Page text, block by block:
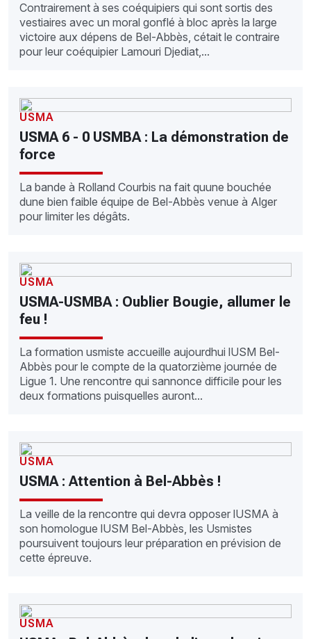
Contrairement à ses coéquipiers qui sont sortis des
vestiaires avec un moral gonflé à bloc après la large
victoire aux dépens de Bel-Abbès, cétait le contraire
pour leur coéquipier Lamouri Djediat,...
USMA
USMA 6 - 0 USMBA : La démonstration de
force
La bande à Rolland Courbis na fait quune bouchée
dune bien faible équipe de Bel-Abbès venue à Alger
pour limiter les dégâts.
USMA
USMA-USMBA : Oublier Bougie, allumer le
feu !
La formation usmiste accueille aujourdhui lUSM Bel-
Abbès pour le compte de la quatorzième journée de
Ligue 1. Une rencontre qui sannonce difficile pour les
deux formations puisquelles auront...
USMA
USMA : Attention à Bel-Abbès !
La veille de la rencontre qui devra opposer lUSMA à
son homologue lUSM Bel-Abbès, les Usmistes
poursuivent toujours leur préparation en prévision de
cette épreuve.
USMA